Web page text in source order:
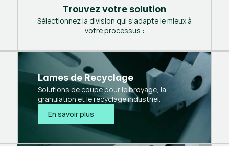
Trouvez votre solution
Sélectionnez la division qui s'adapte le mieux à
votre processus :
Lames de Recyclage
Solutions de coupe pour le broyage, la
granulation et le recyclage industriel.
En savoir plus